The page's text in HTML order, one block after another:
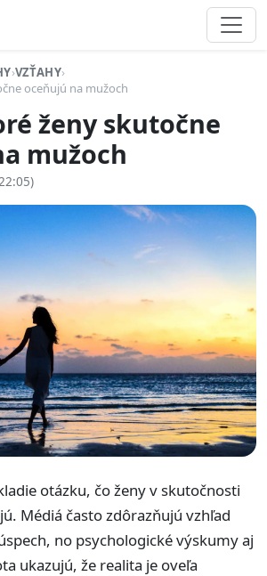
›VZŤAHY›
oceňujú na mužoch
ženy skutočne
mužoch
otázku, čo ženy v skutočnosti
Médiá často zdôrazňujú vzhľad
no psychologické výskumy aj
ukazujú, že realita je oveľa